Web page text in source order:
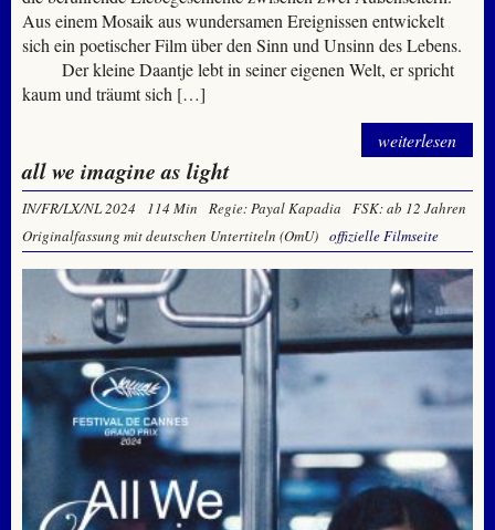
Aus einem Mosaik aus wundersamen Ereignissen entwickelt
sich ein poetischer Film über den Sinn und Unsinn des Lebens.
Der kleine Daantje lebt in seiner eigenen Welt, er spricht
kaum und träumt sich […]
weiterlesen
all we imagine as light
IN/FR/LX/NL 2024 114 Min Regie: Payal Kapadia
FSK: ab 12 Jahren
Originalfassung mit deutschen Untertiteln (OmU) offizielle Filmseite